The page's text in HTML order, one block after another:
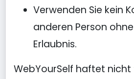
Verwenden Sie kein
anderen Person
Erlaubnis.
WebYourSelf haftet nicht